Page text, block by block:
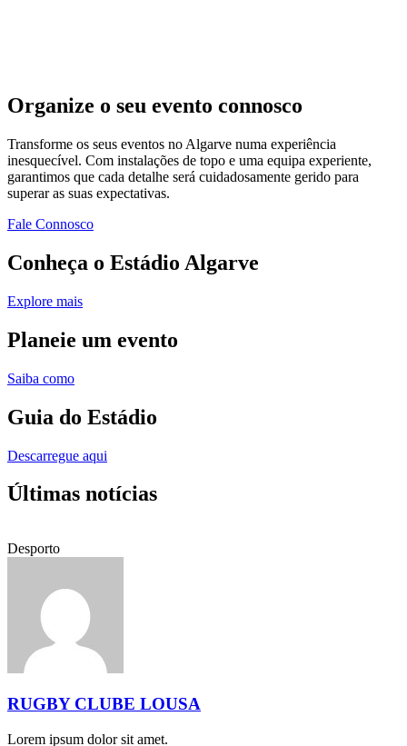
Organize o seu evento connosco
Transforme os seus eventos no Algarve numa experiência
inesquecível. Com instalações de topo e uma equipa experiente,
garantimos que cada detalhe será cuidadosamente gerido para
superar as suas expectativas.
Fale Connosco
Conheça o Estádio Algarve
Explore mais
Planeie um evento
Saiba como
Guia do Estádio
Descarregue aqui
Últimas notícias
Desporto
RUGBY CLUBE LOUSA
Lorem ipsum dolor sit amet.